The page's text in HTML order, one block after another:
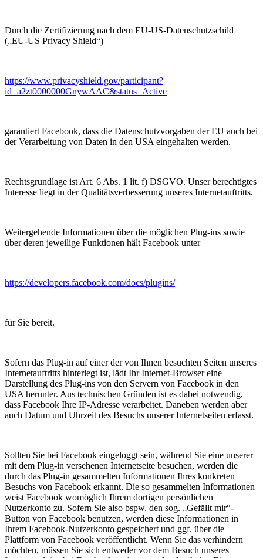
Durch die Zertifizierung nach dem EU-US-Datenschutzschild
(„EU-US Privacy Shield“)
https://www.privacyshield.gov/participant?
id=a2zt0000000GnywAAC&status=Active
garantiert Facebook, dass die Datenschutzvorgaben der EU auch bei
der Verarbeitung von Daten in den USA eingehalten werden.
Rechtsgrundlage ist Art. 6 Abs. 1 lit. f) DSGVO. Unser berechtigtes
Interesse liegt in der Qualitätsverbesserung unseres Internetauftritts.
Weitergehende Informationen über die möglichen Plug-ins sowie
über deren jeweilige Funktionen hält Facebook unter
https://developers.facebook.com/docs/plugins/
für Sie bereit.
Sofern das Plug-in auf einer der von Ihnen besuchten Seiten unseres
Internetauftritts hinterlegt ist, lädt Ihr Internet-Browser eine
Darstellung des Plug-ins von den Servern von Facebook in den
USA herunter. Aus technischen Gründen ist es dabei notwendig,
dass Facebook Ihre IP-Adresse verarbeitet. Daneben werden aber
auch Datum und Uhrzeit des Besuchs unserer Internetseiten erfasst.
Sollten Sie bei Facebook eingeloggt sein, während Sie eine unserer
mit dem Plug-in versehenen Internetseite besuchen, werden die
durch das Plug-in gesammelten Informationen Ihres konkreten
Besuchs von Facebook erkannt. Die so gesammelten Informationen
weist Facebook womöglich Ihrem dortigen persönlichen
Nutzerkonto zu. Sofern Sie also bspw. den sog. „Gefällt mir“-
Button von Facebook benutzen, werden diese Informationen in
Ihrem Facebook-Nutzerkonto gespeichert und ggf. über die
Plattform von Facebook veröffentlicht. Wenn Sie das verhindern
möchten, müssen Sie sich entweder vor dem Besuch unseres